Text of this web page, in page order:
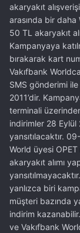
akaryakıt
arasında bir daha
50 TL akaryakıt
Kampanyaya
bırakarak kart
Vakıfbank
SMS gönderimi
2011’dir.
terminali
indirimler 28 Eylül
yansıtılacaktır.
World üyesi
akaryakıt alımı
yanlızca biri
müşteri bazında
indirim
ve Vakıfbank